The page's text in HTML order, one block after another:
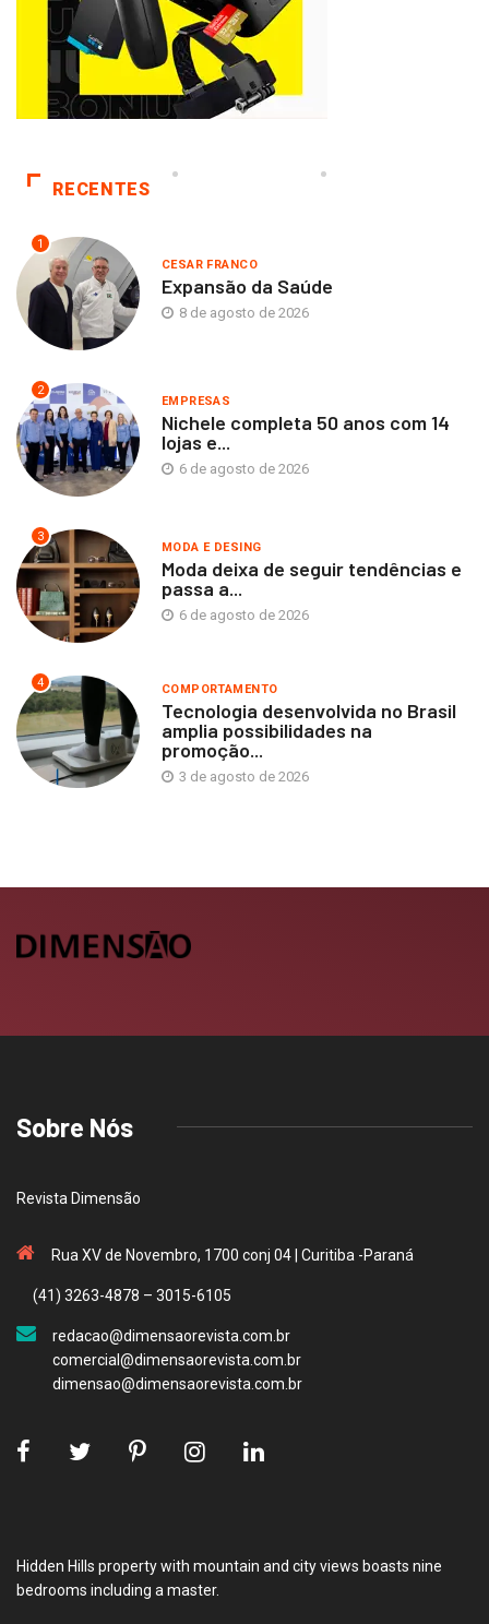
RECENTES
1
CESAR FRANCO
Expansão da Saúde
8 de agosto de 2026
2
EMPRESAS
Nichele completa 50 anos com 14
lojas e...
6 de agosto de 2026
3
MODA E DESING
Moda deixa de seguir tendências e
passa a...
6 de agosto de 2026
4 COMPORTAMENTO
Tecnologia desenvolvida no Brasil
amplia possibilidades na
promoção...
3 de agosto de 2026
Sobre Nós
Revista Dimensão
Rua XV de Novembro, 1700 conj 04 | Curitiba -Paraná
(41) 3263-4878 – 3015-6105
redacao@dimensaorevista.com.br
comercial@dimensaorevista.com.br
dimensao@dimensaorevista.com.br
Hidden Hills property with mountain and city views boasts nine
bedrooms including a master.